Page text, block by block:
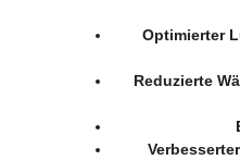
Optimierter
Reduzierte